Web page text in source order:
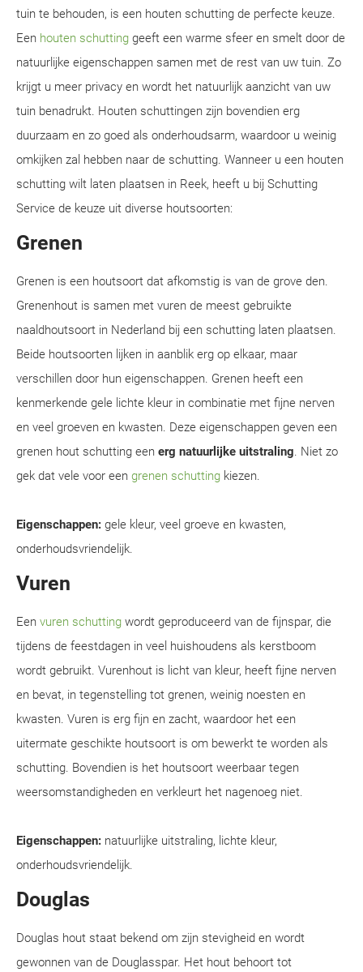
tuin te behouden, is een houten schutting de perfecte keuze.
Een houten schutting geeft een warme sfeer en smelt door de
natuurlijke eigenschappen samen met de rest van uw tuin. Zo
krijgt u meer privacy en wordt het natuurlijk aanzicht van uw
tuin benadrukt. Houten schuttingen zijn bovendien erg
duurzaam en zo goed als onderhoudsarm, waardoor u weinig
omkijken zal hebben naar de schutting. Wanneer u een houten
schutting wilt laten plaatsen in Reek, heeft u bij Schutting
Service de keuze uit diverse houtsoorten:
Grenen
Grenen is een houtsoort dat afkomstig is van de grove den.
Grenenhout is samen met vuren de meest gebruikte
naaldhoutsoort in Nederland bij een schutting laten plaatsen.
Beide houtsoorten lijken in aanblik erg op elkaar, maar
verschillen door hun eigenschappen. Grenen heeft een
kenmerkende gele lichte kleur in combinatie met fijne nerven
en veel groeven en kwasten. Deze eigenschappen geven een
grenen hout schutting een erg natuurlijke uitstraling. Niet zo
gek dat vele voor een grenen schutting kiezen.
Eigenschappen: gele kleur, veel groeve en kwasten,
onderhoudsvriendelijk.
Vuren
Een vuren schutting wordt geproduceerd van de fijnspar, die
tijdens de feestdagen in veel huishoudens als kerstboom
wordt gebruikt. Vurenhout is licht van kleur, heeft fijne nerven
en bevat, in tegenstelling tot grenen, weinig noesten en
kwasten. Vuren is erg fijn en zacht, waardoor het een
uitermate geschikte houtsoort is om bewerkt te worden als
schutting. Bovendien is het houtsoort weerbaar tegen
weersomstandigheden en verkleurt het nagenoeg niet.
Eigenschappen: natuurlijke uitstraling, lichte kleur,
onderhoudsvriendelijk.
Douglas
Douglas hout staat bekend om zijn stevigheid en wordt
gewonnen van de Douglasspar. Het hout behoort tot